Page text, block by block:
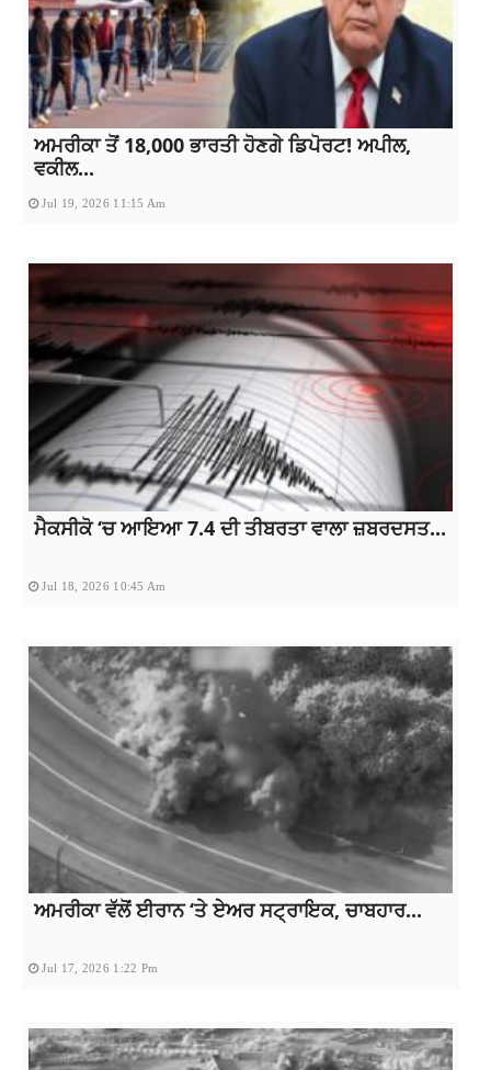
ਅਮਰੀਕਾ ਤੋਂ 18,000 ਭਾਰਤੀ ਹੋਣਗੇ ਡਿਪੋਰਟ! ਅਪੀਲ,
ਵਕੀਲ...
Jul 19, 2026 11:15 Am
ਮੈਕਸੀਕੋ ‘ਚ ਆਇਆ 7.4 ਦੀ ਤੀਬਰਤਾ ਵਾਲਾ ਜ਼ਬਰਦਸਤ...
Jul 18, 2026 10:45 Am
ਅਮਰੀਕਾ ਵੱਲੋਂ ਈਰਾਨ ‘ਤੇ ਏਅਰ ਸਟ੍ਰਾਇਕ, ਚਾਬਹਾਰ...
Jul 17, 2026 1:22 Pm